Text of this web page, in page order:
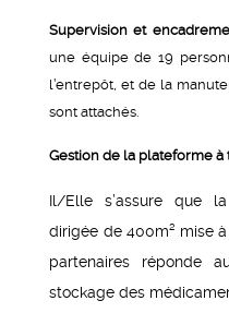
Supervision et
une équipe de 19
l’entrepôt, et de la
sont attachés.
Gestion de la plateforme
Il/Elle s’assure que
dirigée de 400m² mise
partenaires réponde
stockage des